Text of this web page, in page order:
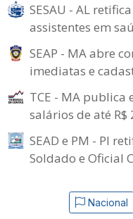
SESAU - AL
assistentes em
SEAP - MA abre
imediatas e
TCE - MA
salários de até R$
SEAD e PM - PI
Soldado e Oficial
Nacional